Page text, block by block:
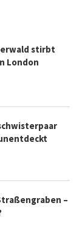
stirbt
London
–